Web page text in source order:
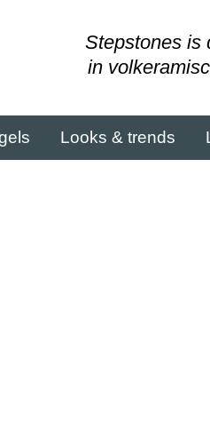
Stepstones is
in
Looks & trends